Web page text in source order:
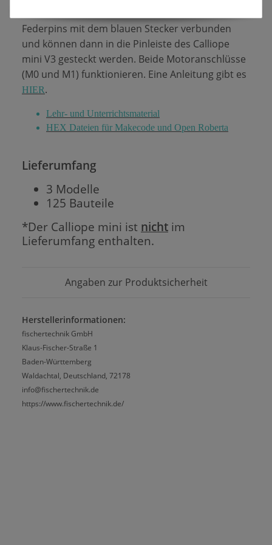
Federpins mit dem blauen Stecker verbunden
und können dann in die Pinleiste des Calliope
mini V3 gesteckt werden. Beide Motoranschlüsse
(M0 und M1) funktionieren. Eine Anleitung gibt es
HIER.
Lehr- und Unterrichtsmaterial
HEX Dateien für Makecode und Open Roberta
Lieferumfang
3 Modelle
125 Bauteile
*Der Calliope mini ist nicht im
Lieferumfang enthalten.
Angaben zur Produktsicherheit
Herstellerinformationen:
fischertechnik GmbH
Klaus-Fischer-Straße 1
Baden-Württemberg
Waldachtal, Deutschland, 72178
info@fischertechnik.de
https://www.fischertechnik.de/